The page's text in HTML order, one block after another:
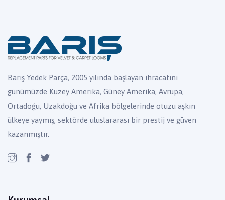
Barış Yedek Parça, 2005 yılında başlayan ihracatını
günümüzde Kuzey Amerika, Güney Amerika, Avrupa,
Ortadoğu, Uzakdoğu ve Afrika bölgelerinde otuzu aşkın
ülkeye yaymış, sektörde uluslararası bir prestij ve güven
kazanmıştır.